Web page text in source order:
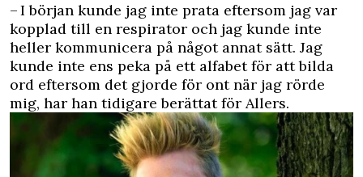
– I början kunde jag inte prata eftersom jag var
kopplad till en respirator och jag kunde inte
heller kommunicera på något annat sätt. Jag
kunde inte ens peka på ett alfabet för att bilda
ord eftersom det gjorde för ont när jag rörde
mig, har han tidigare berättat för Allers.